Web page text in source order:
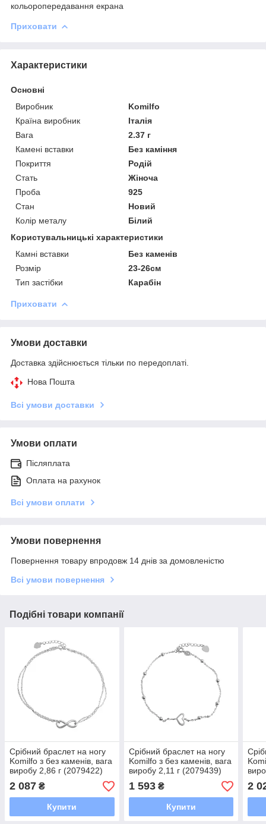
кольоропередавання екрана
Приховати
Характеристики
Основні
Виробник
Komilfo
Країна виробник
Італія
Вага
2.37 г
Камені вставки
Без каміння
Покриття
Родій
Стать
Жіноча
Проба
925
Стан
Новий
Колір металу
Білий
Користувальницькі характеристики
Камні вставки
Без каменів
Розмір
23-26см
Тип застібки
Карабін
Приховати
Умови доставки
Доставка здійснюється тільки по передоплаті.
Нова Пошта
Всі умови доставки
Умови оплати
Післяплата
Оплата на рахунок
Всі умови оплати
Умови повернення
Повернення товару впродовж 14 днів за домовленістю
Всі умови повернення
Подібні товари компанії
Срібний браслет на ногу
Komilfo з без каменів, вага
виробу 2,86 г (2079422)
2326 розмір
2 087 ₴
Купити
Срібний браслет на ногу
Komilfo з без каменів, вага
виробу 2,11 г (2079439)
2326 розмір
1 593₴
Купити
2